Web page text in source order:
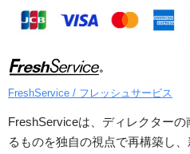
FreshService / フレッシュサービス
FreshServiceは、ディレクター
るものを独自の視点で再構築し